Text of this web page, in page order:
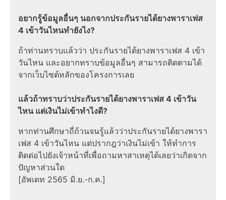
อยากรู้ข้อมูลอื่นๆ นอกจากประกันรายได้ยางพาราเฟส
4 เข้าวันไหนทำยังไง?
ถ้าท่านทราบแล้วว่า ประกันรายได้ยางพาราเฟส 4 เข้า
วันไหน และอยากทราบข้อมูลอื่นๆ สามารถติดตามได้
จากเว็บไซต์หลักของโครงการเลย
แล้วถ้าทราบว่าประกันรายได้ยางพาราเฟส 4 เข้าวัน
ไหน แต่เงินไม่เข้าทำไงดี?
หากท่านศึกษาถี่ถ้วนจนรู้แล้วว่าประกันรายได้ยางพารา
เฟส 4 เข้าวันไหน แต่ปรากฎว่าเงินไม่เข้า ให้ทำการ
ติดต่อไปยังเจ้าหน้าที่เพื่อถามหาสาเหตุได้เลยว่าเกิดจาก
ปัญหาส่วนใด
[อัพเดท 2565 มิ.ย.-ก.ค.]